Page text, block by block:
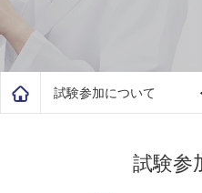
試験参加について
試験参